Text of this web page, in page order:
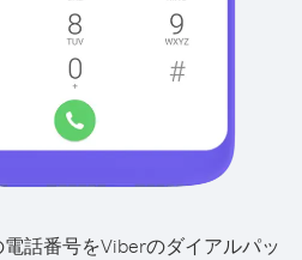
話番号をViberのダイアルパッ